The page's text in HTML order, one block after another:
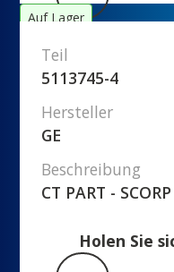
Auf Lager
Teil
5113745-4
Hersteller
GE
Beschreibung
CT PART -
Holen Sie